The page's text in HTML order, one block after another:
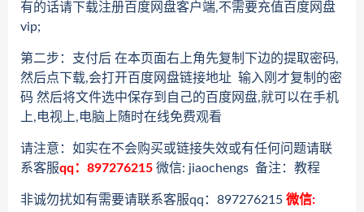
有的话请下载注册百度网盘客户端,不需要充值百度网盘
vip;
第二步：支付后 在本页面右上角先复制下边的提取密码,
然后点下载,会打开百度网盘链接地址 输入刚才复制的密
码 然后将文件选中保存到自己的百度网盘,就可以在手机
上,电视上,电脑上随时在线免费观看
请注意：如实在不会购买或链接失效或有任何问题请联
系客服qq：897276215 微信: jiaochengs 备注：教程
非诚勿扰如有需要请联系客服qq：897276215 微信: